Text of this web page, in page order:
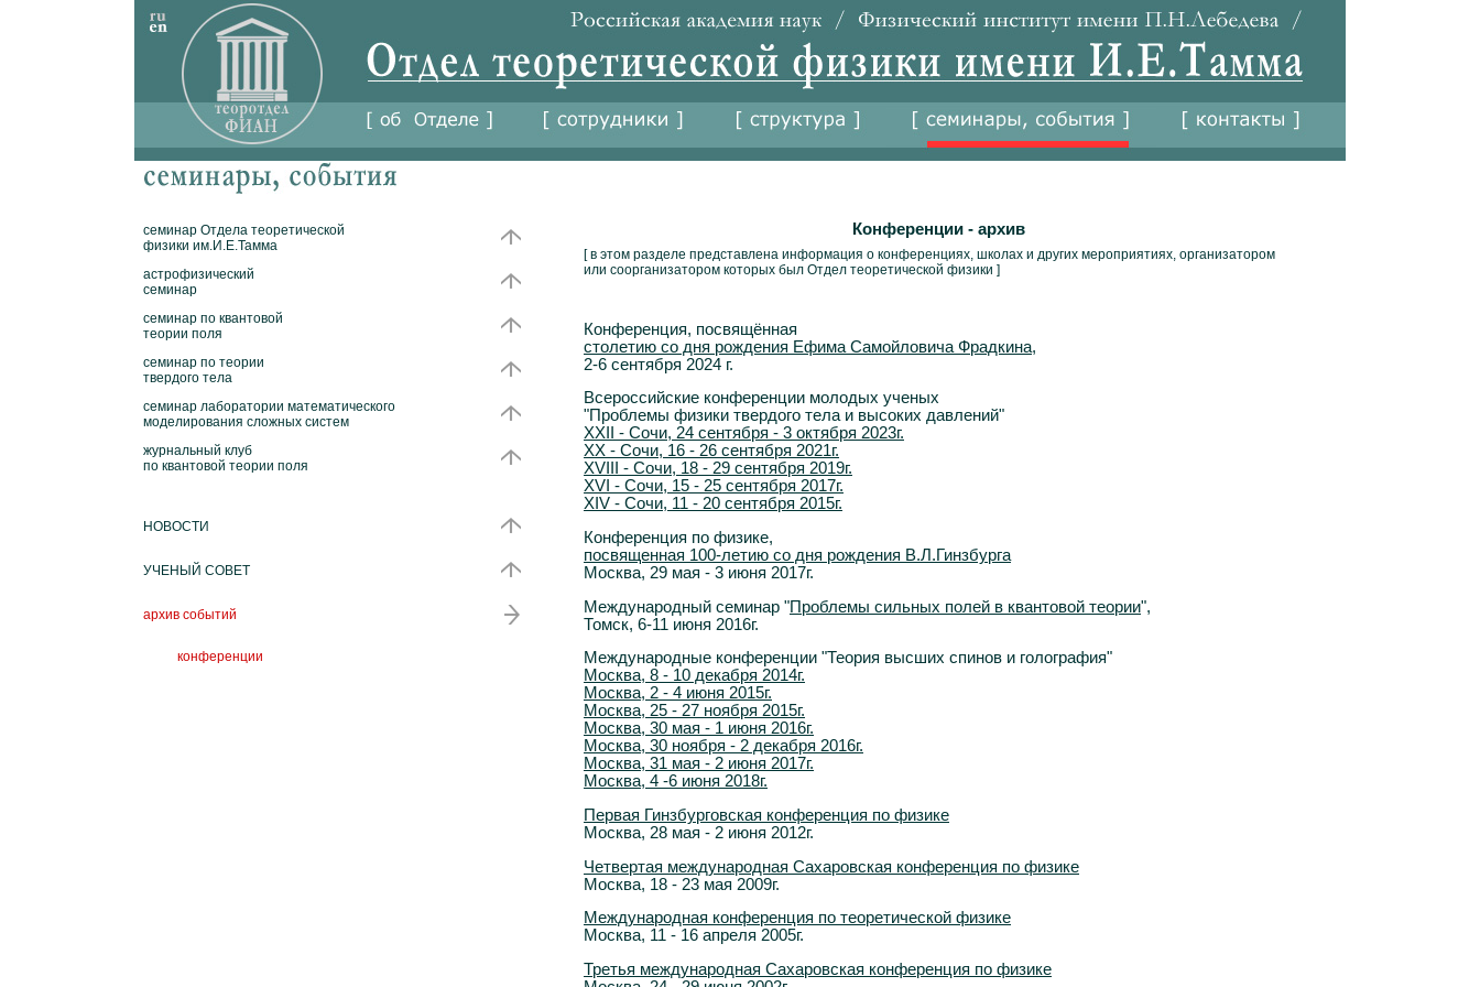
семинар Отдела теоретической
физики им.И.Е.Тамма
астрофизический
семинар
семинар по квантовой
теории поля
семинар по теории
твердого тела
семинар лаборатории математического
моделирования сложных систем
журнальный клуб
по квантовой теории поля
НОВОСТИ
УЧЕНЫЙ СОВЕТ
архив событий
конференции
Конференции - архив
[ в этом разделе представлена информация о конференциях, школах и других мероприятиях, организатором
или соорганизатором которых был Отдел теоретической физики ]
Конференция, посвящённая
столетию со дня рождения Ефима Самойловича Фрадкина,
2-6 сентября 2024 г.
Всероссийские конференции молодых ученых
"Проблемы физики твердого тела и высоких давлений"
XXII - Сочи, 24 сентября - 3 октября 2023г.
XX - Сочи, 16 - 26 сентября 2021г.
XVIII - Сочи, 18 - 29 сентября 2019г.
XVI - Сочи, 15 - 25 сентября 2017г.
XIV - Сочи, 11 - 20 сентября 2015г.
Конференция по физике,
посвященная 100-летию со дня рождения В.Л.Гинзбурга
Москва, 29 мая - 3 июня 2017г.
Международный семинар "Проблемы сильных полей в квантовой теории",
Томск, 6-11 июня 2016г.
Международные конференции "Теория высших спинов и голография"
Москва, 8 - 10 декабря 2014г.
Москва, 2 - 4 июня 2015г.
Москва, 25 - 27 ноября 2015г.
Москва, 30 мая - 1 июня 2016г.
Москва, 30 ноября - 2 декабря 2016г.
Москва, 31 мая - 2 июня 2017г.
Москва, 4 -6 июня 2018г.
Первая Гинзбурговская конференция по физике
Москва, 28 мая - 2 июня 2012г.
Четвертая международная Сахаровская конференция по физике
Москва, 18 - 23 мая 2009г.
Международная конференция по теоретической физике
Москва, 11 - 16 апреля 2005г.
Третья международная Сахаровская конференция по физике